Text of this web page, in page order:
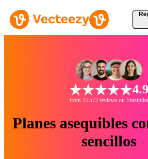
4.9
from 33.572 reviews on Trustpilot
Planes asequibles
sencillos